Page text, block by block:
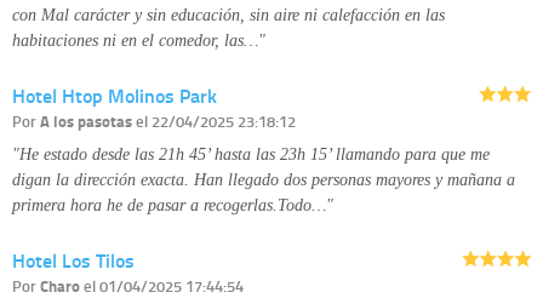
con Mal carácter y sin educación, sin aire ni calefacción en las
habitaciones ni en el comedor, las…"
Hotel Htop Molinos Park
PorA los pasotasel 22/04/2025 23:18:12
"He estado desde las 21h 45’ hasta las 23h 15’ llamando para que me
digan la dirección exacta. Han llegado dos personas mayores y mañana a
primera hora he de pasar a recogerlas.Todo…"
Hotel Los Tilos
PorCharoel 01/04/2025 17:44:54